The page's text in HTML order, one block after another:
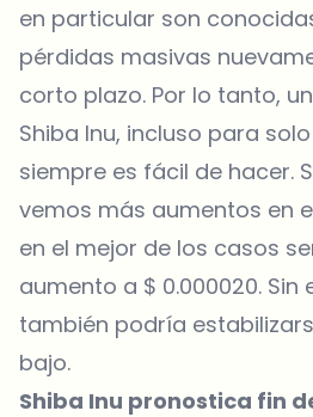
en particular son
pérdidas masivas
corto plazo. Por lo tanto,
Shiba Inu, incluso para
siempre es fácil de hacer.
vemos más aumentos en
en el mejor de los casos
aumento a $ 0.000020.
también podría
bajo.
Shiba Inu pronostica fin